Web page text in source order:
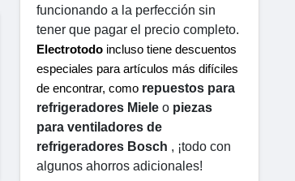
funcionando a la perfección sin
tener que pagar el precio completo.
Electrotodo incluso tiene descuentos
especiales para artículos más difíciles
de encontrar, como repuestos para
refrigeradores Miele o piezas
para ventiladores de
refrigeradores Bosch , ¡todo con
algunos ahorros adicionales!